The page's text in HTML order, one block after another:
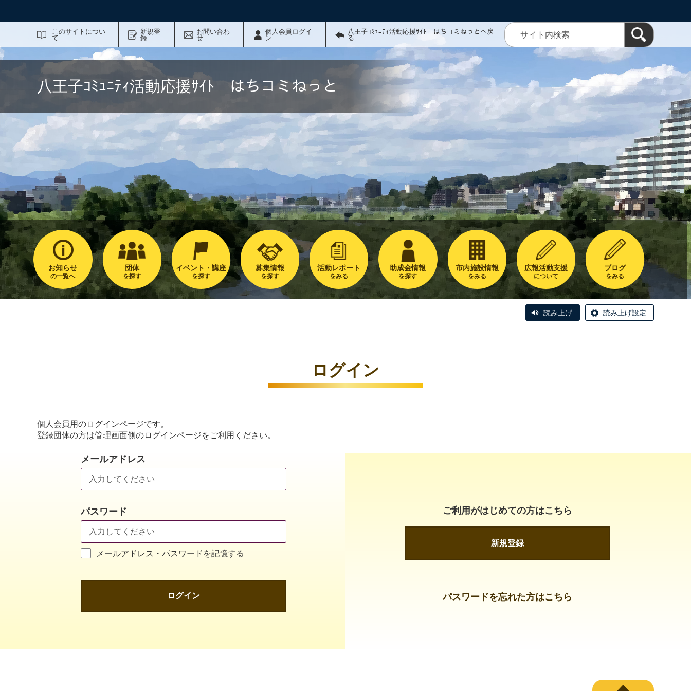
このサイトについ
て
新規登
録
お問い合わ
せ
個人会員ログイ
ン
八王子ｺﾐｭﾆﾃｨ活動応援ｻｲﾄ はちコミねっとへ戻
る
八王子ｺﾐｭﾆﾃｨ活動応援ｻｲﾄ はちコミねっと
お知らせ
の一覧へ
団体
を探す
イベント・講座
を探す
募集情報
を探す
活動レポート
をみる
助成金情報
を探す
市内施設情報
をみる
広報活動支援
について
ブログ
をみる
読み上げ 読み上げ設定
ログイン
個人会員用のログインページです。
登録団体の方は管理画面側のログインページをご利用ください。
メールアドレス
パスワード
メールアドレス・パスワードを記憶する
ログイン
ご利用がはじめての方はこちら
新規登録
パスワードを忘れた方はこちら